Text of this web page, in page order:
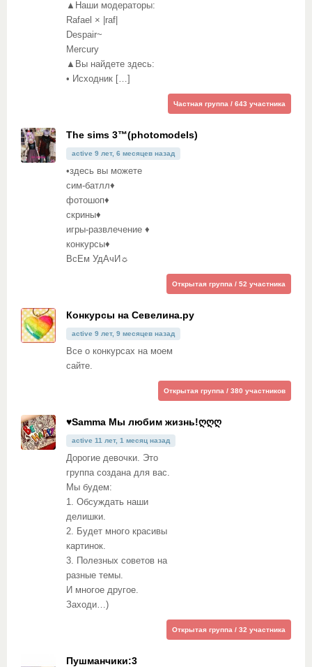
▲Наши модераторы:
Rafael × |raf|
Despair~
Mercury
▲Вы найдете здесь:
• Исходник […]
Частная группа / 643 участника
The sims 3™(photomodels)
active 9 лет, 6 месяцев назад
•здесь вы можете
сим-батлл♦
фотошоп♦
скрины♦
игры-развлечение ♦
конкурсы♦
ВсЕм УдАчИ☼
Открытая группа / 52 участника
Конкурсы на Севелина.ру
active 9 лет, 9 месяцев назад
Все о конкурсах на моем
сайте.
Открытая группа / 380 участников
♥Samma Мы любим жизнь!ღღღ
active 11 лет, 1 месяц назад
Дорогие девочки. Это
группа создана для вас.
Мы будем:
1. Обсуждать наши
делишки.
2. Будет много красивы
картинок.
3. Полезных советов на
разные темы.
И многое другое.
Заходи…)
Открытая группа / 32 участника
Пушманчики:3